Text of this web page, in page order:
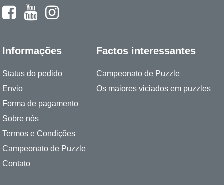
Informações
Status do pedido
Envio
Forma de pagamento
Sobre nós
Termos e Condições
Campeonato de Puzzle
Contato
Factos interessantes
Campeonato de Puzzle
Os maiores viciados em puzzles